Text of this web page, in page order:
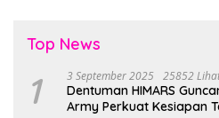
Top News
1 3 September 2025 25852
Dentuman HIMARS
Army Perkuat Kesiapan